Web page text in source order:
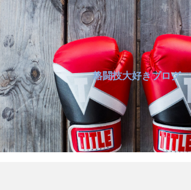
格闘技大好きブログ